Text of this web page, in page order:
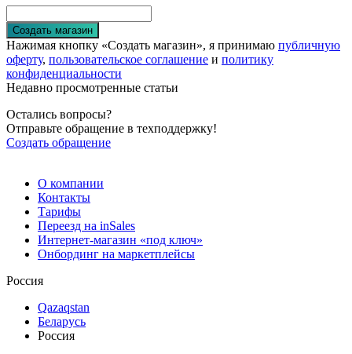
Создать магазин
Нажимая кнопку «Создать магазин», я принимаю публичную
оферту, пользовательское соглашение и политику
конфиденциальности
Недавно просмотренные статьи
Остались вопросы?
Отправьте обращение в техподдержку!
Создать обращение
О компании
Контакты
Тарифы
Переезд на inSales
Интернет-магазин «под ключ»
Онбординг на маркетплейсы
Россия
Qazaqstan
Беларусь
Россия